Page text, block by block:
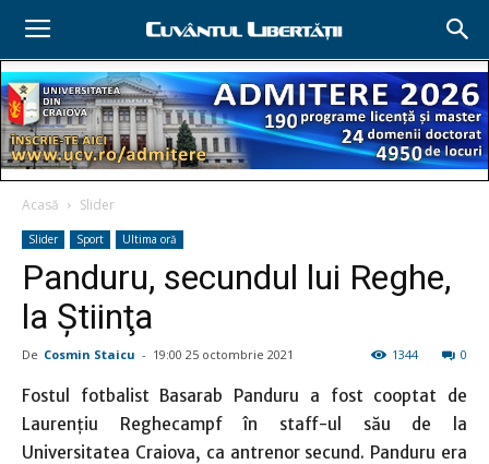
Acasă Slider
Slider Sport Ultima oră
Panduru, secundul lui Reghe,
la Ştiinţa
De Cosmin Staicu - 19:00 25 octombrie 2021 0
1344
Fostul fotbalist Basarab Panduru a fost cooptat de
Laurenţiu Reghecampf în staff-ul său de la
Universitatea Craiova, ca antrenor secund. Panduru era